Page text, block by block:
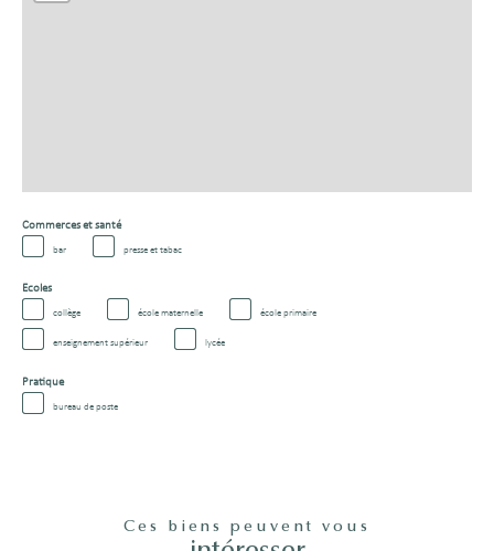
Commerces et santé
bar presse et tabac
Ecoles
collège école maternelle école primaire
enseignement supérieur lycée
Pratique
bureau de poste
Ces biens peuvent vous